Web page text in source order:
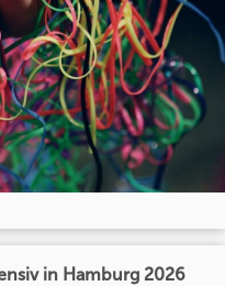
in Hamburg 2026